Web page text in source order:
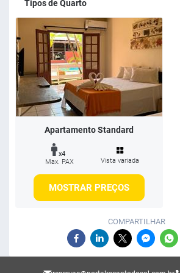
Tipos de Quarto
Apartamento Standard
x4
Max. PAX
Vista variada
MOSTRAR PREÇOS
COMPARTILHAR